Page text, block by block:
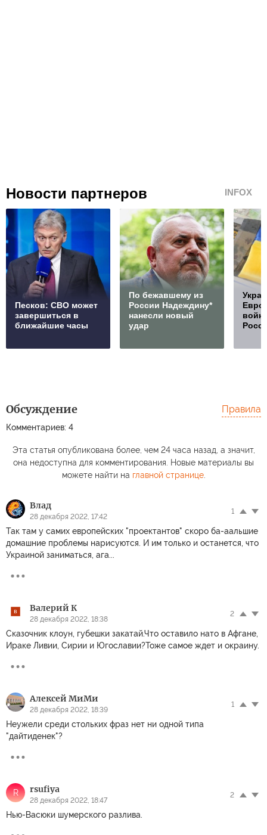
Новости партнеров INFOX
Песков: СВО может
завершиться в
ближайшие часы
По бежавшему из
России Надеждину*
нанесли новый
удар
Обсуждение
Комментариев: 4
Правила
Эта статья опубликована более, чем 24 часа назад, а значит,
она недоступна для комментирования. Новые материалы вы
можете найти на главной странице.
Влад
28 декабря 2022, 17:42
1
Так там у самих европейских "проектантов" скоро ба-аальшие
домашние проблемы нарисуются. И им только и останется, что
Украиной заниматься, ага...
Валерий К
28 декабря 2022, 18:38
2
Сказочник клоун, губешки закатай.Что оставило нато в Афгане,
Ираке Ливии, Сирии и Югославии?Тоже самое ждет и окраину.
Алексей МиМи
28 декабря 2022, 18:39
1
Неужели среди стольких фраз нет ни одной типа
"дайтиденек"?
R rsufiya
28 декабря 2022, 18:47
2
Нью-Васюки шумерского разлива.